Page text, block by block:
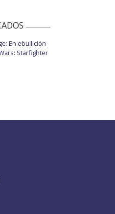
En ebullición
Starfighter